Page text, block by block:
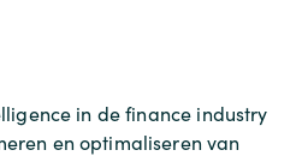
in de finance industry
en optimaliseren van